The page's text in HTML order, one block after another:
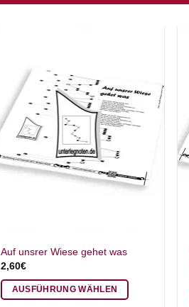
Auf unsrer Wiese gehet was
2,60€
AUSFÜHRUNG WÄHLEN